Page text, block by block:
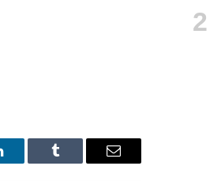
Tumblr Email